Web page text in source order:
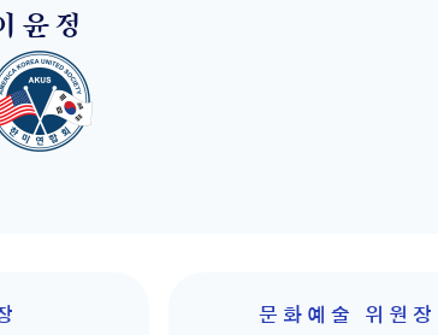
윤정
문화예술 위원장